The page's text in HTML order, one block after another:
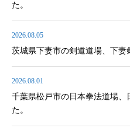
た。
2026.08.05
茨城県下妻市の剣道道場、下妻
2026.08.01
千葉県松戸市の日本拳法道場、
た。